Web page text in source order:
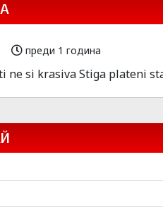
преди 1 година
ne si krasiva Stiga plateni